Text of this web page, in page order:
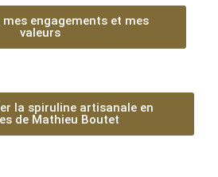
engagements et mes
valeurs
la spiruline artisanale en
de Mathieu Boutet